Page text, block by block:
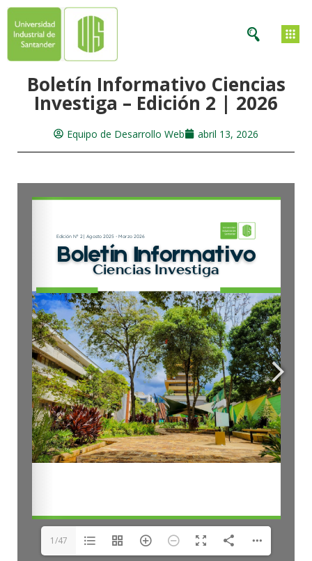
Boletín Informativo Ciencias
Investiga – Edición 2 | 2026
Equipo de Desarrollo Web abril 13, 2026
1/47